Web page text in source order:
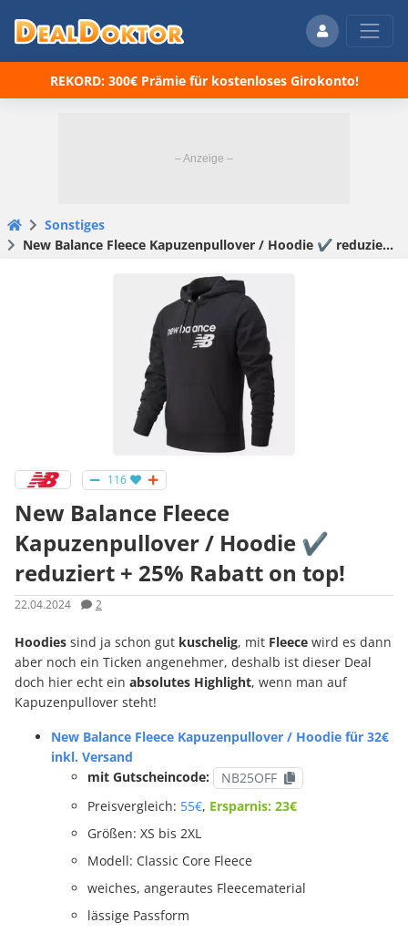
REKORD: 300€ Prämie für kostenloses Girokonto!
Sonstiges
New Balance Fleece Kapuzenpullover / Hoodie ✔️ reduziert + 25% Rabatt on top!
116
New Balance Fleece
Kapuzenpullover / Hoodie ✔️
reduziert + 25% Rabatt on top!
22.04.2024 2
Hoodies sind ja schon gut kuschelig, mit Fleece wird es dann
aber noch ein Ticken angenehmer, deshalb ist dieser Deal
doch hier echt ein absolutes Highlight, wenn man auf
Kapuzenpullover steht!
New Balance Fleece Kapuzenpullover / Hoodie für 32€
inkl. Versand
mit Gutscheincode:
NB25OFF
Preisvergleich: 55€, Ersparnis: 23€
Größen: XS bis 2XL
Modell: Classic Core Fleece
weiches, angerautes Fleecematerial
lässige Passform